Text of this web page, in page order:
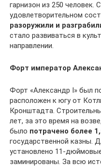
гарнизон из 250 человек.
удовлетворительном
разоружили и
стало развиваться в
направлении.
Форт император
Форт «Александр I» был
расположен к югу от
Кронштадта.
лет, за это время на
было потрачено более
государственной казны.
установлено 11-
заминированы. За всю